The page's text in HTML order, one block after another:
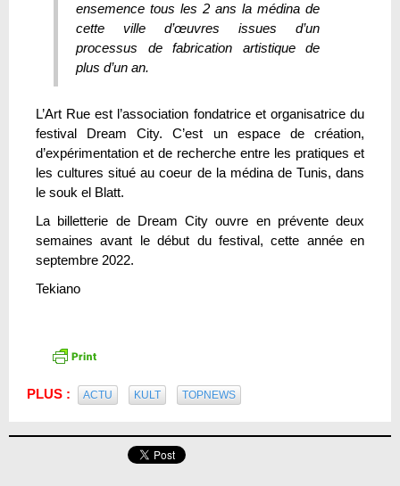
ensemence tous les 2 ans la médina de
cette ville d’œuvres issues d’un
processus de fabrication artistique de
plus d’un an.
L’Art Rue est l’association fondatrice et organisatrice du
festival Dream City. C’est un espace de création,
d’expérimentation et de recherche entre les pratiques et
les cultures situé au coeur de la médina de Tunis, dans
le souk el Blatt.
La billetterie de Dream City ouvre en prévente deux
semaines avant le début du festival, cette année en
septembre 2022.
Tekiano
PLUS : ACTU KULT TOPNEWS